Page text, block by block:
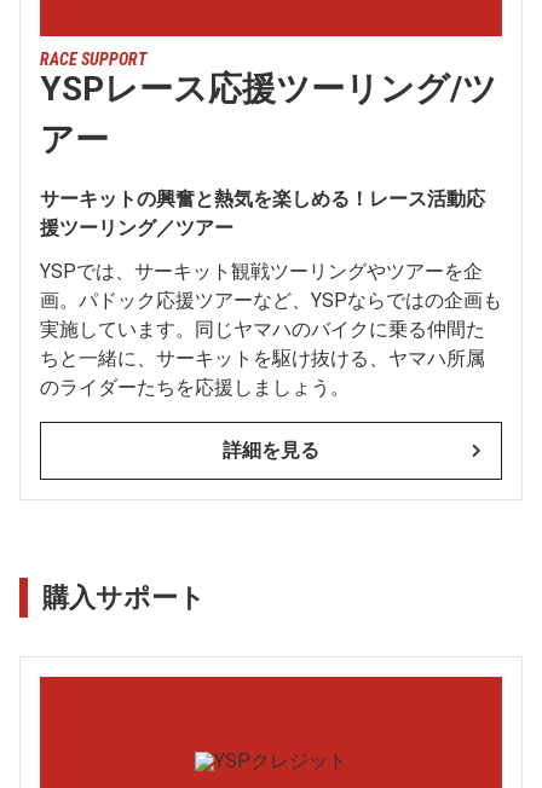
RACE SUPPORT
YSPレース応援ツーリング/ツ
アー
サーキットの興奮と熱気を楽しめる！レース活動応
援ツーリング／ツアー
YSPでは、サーキット観戦ツーリングやツアーを企
画。パドック応援ツアーなど、YSPならではの企画も
実施しています。同じヤマハのバイクに乗る仲間た
ちと一緒に、サーキットを駆け抜ける、ヤマハ所属
のライダーたちを応援しましょう。
詳細を見る
購入サポート